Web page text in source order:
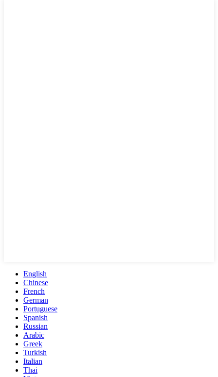
English
Chinese
French
German
Portuguese
Spanish
Russian
Arabic
Greek
Turkish
Italian
Thai